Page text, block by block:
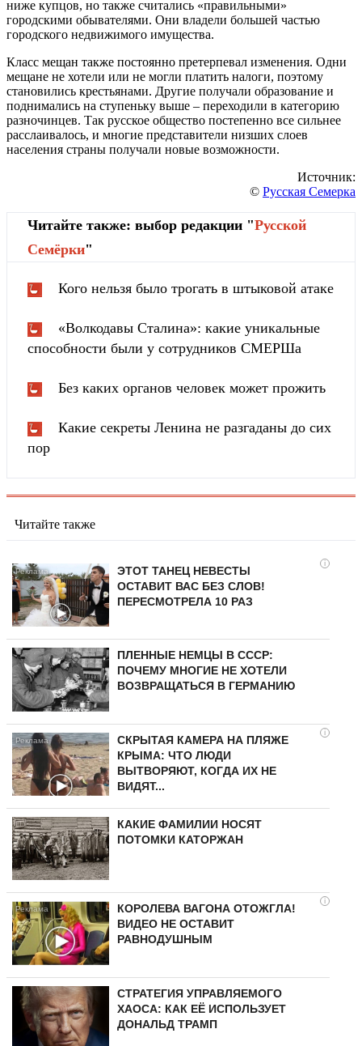
ниже купцов, но также считались «правильными»
городскими обывателями. Они владели большей частью
городского недвижимого имущества.
Класс мещан также постоянно претерпевал изменения. Одни
мещане не хотели или не могли платить налоги, поэтому
становились крестьянами. Другие получали образование и
поднимались на ступеньку выше – переходили в категорию
разночинцев. Так русское общество постепенно все сильнее
расслаивалось, и многие представители низших слоев
населения страны получали новые возможности.
Источник:
© Русская Семерка
Читайте также: выбор редакции "Русской
Cемёрки"
Кого нельзя было трогать в штыковой атаке
«Волкодавы Сталина»: какие уникальные
способности были у сотрудников СМЕРШа
Без каких органов человек может прожить
Какие секреты Ленина не разгаданы до сих
пор
Читайте также
i
ЭТОТ ТАНЕЦ НЕВЕСТЫ
ОСТАВИТ ВАС БЕЗ СЛОВ!
ПЕРЕСМОТРЕЛА 10 РАЗ
ПЛЕННЫЕ НЕМЦЫ В СССР:
ПОЧЕМУ МНОГИЕ НЕ ХОТЕЛИ
ВОЗВРАЩАТЬСЯ В ГЕРМАНИЮ
i
СКРЫТАЯ КАМЕРА НА ПЛЯЖЕ
КРЫМА: ЧТО ЛЮДИ
ВЫТВОРЯЮТ, КОГДА ИХ НЕ
ВИДЯТ...
КАКИЕ ФАМИЛИИ НОСЯТ
ПОТОМКИ КАТОРЖАН
i
КОРОЛЕВА ВАГОНА ОТОЖГЛА!
ВИДЕО НЕ ОСТАВИТ
РАВНОДУШНЫМ
СТРАТЕГИЯ УПРАВЛЯЕМОГО
ХАОСА: КАК ЕЁ ИСПОЛЬЗУЕТ
ДОНАЛЬД ТРАМП